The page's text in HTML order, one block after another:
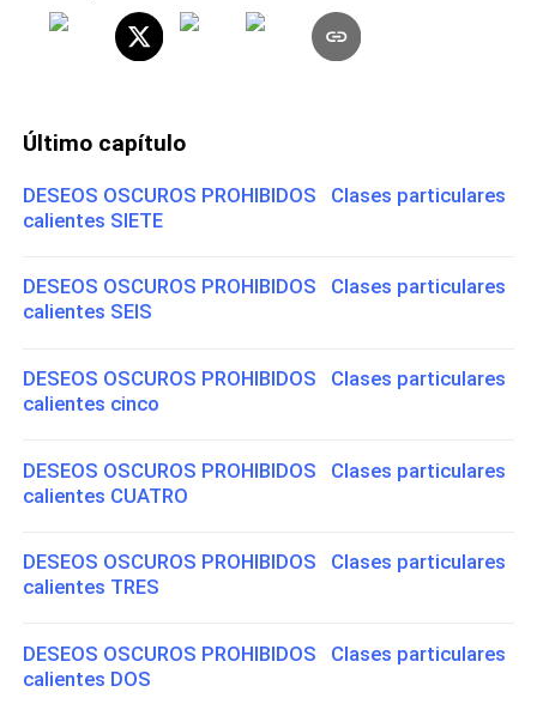
Último capítulo
DESEOS OSCUROS PROHIBIDOS Clases particulares
calientes SIETE
DESEOS OSCUROS PROHIBIDOS Clases particulares
calientes SEIS
DESEOS OSCUROS PROHIBIDOS Clases particulares
calientes cinco
DESEOS OSCUROS PROHIBIDOS Clases particulares
calientes CUATRO
DESEOS OSCUROS PROHIBIDOS Clases particulares
calientes TRES
DESEOS OSCUROS PROHIBIDOS Clases particulares
calientes DOS